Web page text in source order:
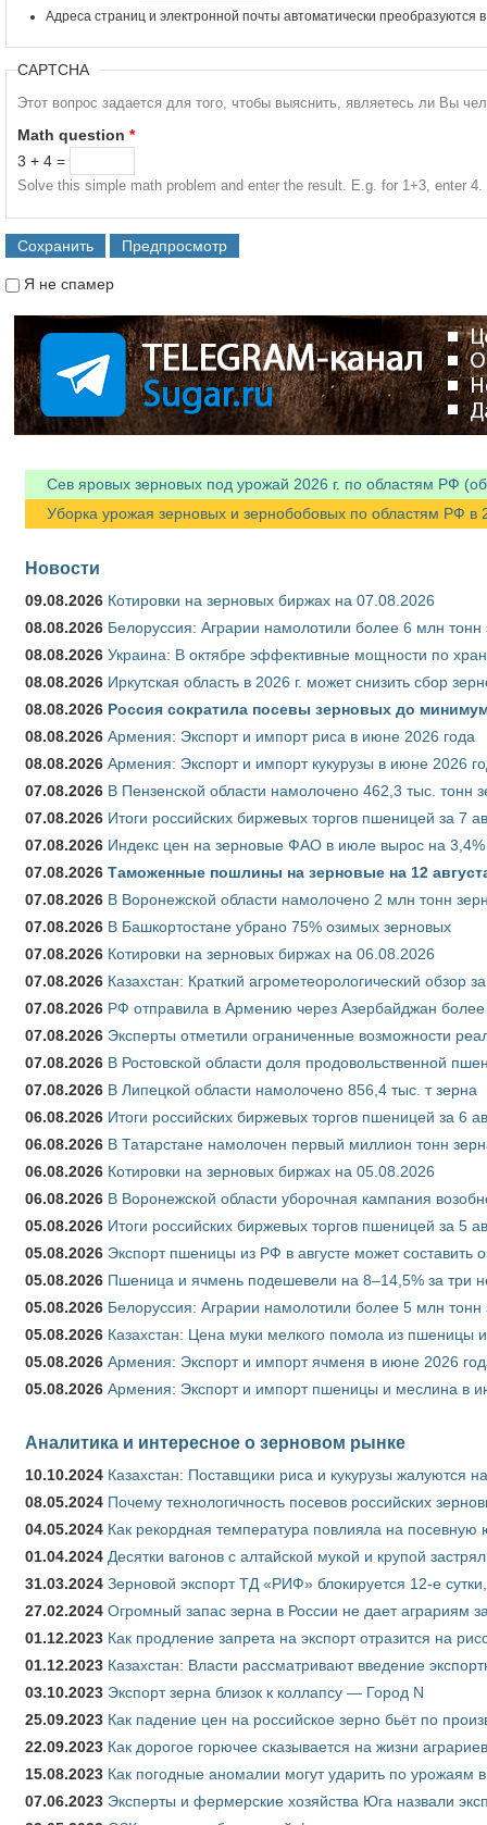
Адреса страниц и электронной почты автоматически преобразуются
CAPTCHA
Этот вопрос задается для того, чтобы выяснить, являетесь ли Вы
Math question *
3 + 4 =
Solve this simple math problem and enter the result. E.g. for 1+3, enter 4.
Я не спамер
Сев яровых зерновых под урожай 2026 г. по областям РФ
Уборка урожая зерновых и зернобобовых по областям РФ в
Новости
09.08.2026 Котировки на зерновых биржах на 07.08.2026
08.08.2026 Белоруссия: Аграрии намолотили более 6 млн тонн
08.08.2026 Украина: В октябре эффективные мощности по
08.08.2026 Иркутская область в 2026 г. может снизить сбор
08.08.2026 Россия сократила посевы зерновых до
08.08.2026 Армения: Экспорт и импорт риса в июне 2026 года
08.08.2026 Армения: Экспорт и импорт кукурузы в июне 2026
07.08.2026 В Пензенской области намолочено 462,3 тыс. тонн
07.08.2026 Итоги российских биржевых торгов пшеницей за 7
07.08.2026 Индекс цен на зерновые ФАО в июле вырос на 3,4%
07.08.2026 Таможенные пошлины на зерновые на 12
07.08.2026 В Воронежской области намолочено 2 млн тонн
07.08.2026 В Башкортостане убрано 75% озимых зерновых
07.08.2026 Котировки на зерновых биржах на 06.08.2026
07.08.2026 Казахстан: Краткий агрометеорологический обзор
07.08.2026 РФ отправила в Армению через Азербайджан более
07.08.2026 Эксперты отметили ограниченные возможности
07.08.2026 В Ростовской области доля продовольственной
07.08.2026 В Липецкой области намолочено 856,4 тыс. т зерна
06.08.2026 Итоги российских биржевых торгов пшеницей за 6
06.08.2026 В Татарстане намолочен первый миллион тонн
06.08.2026 Котировки на зерновых биржах на 05.08.2026
06.08.2026 В Воронежской области уборочная кампания
05.08.2026 Итоги российских биржевых торгов пшеницей за 5
05.08.2026 Экспорт пшеницы из РФ в августе может составить
05.08.2026 Пшеница и ячмень подешевели на 8–14,5% за три
05.08.2026 Белоруссия: Аграрии намолотили более 5 млн тонн
05.08.2026 Казахстан: Цена муки мелкого помола из пшеницы
05.08.2026 Армения: Экспорт и импорт ячменя в июне 2026
05.08.2026 Армения: Экспорт и импорт пшеницы и меслина в
Аналитика и интересное о зерновом рынке
10.10.2024 Казахстан: Поставщики риса и кукурузы жалуются
08.05.2024 Почему технологичность посевов российских
04.05.2024 Как рекордная температура повлияла на
01.04.2024 Десятки вагонов с алтайской мукой и крупой
31.03.2024 Зерновой экспорт ТД «РИФ» блокируется 12-е
27.02.2024 Огромный запас зерна в России не дает аграриям
01.12.2023 Как продление запрета на экспорт отразится на
01.12.2023 Казахстан: Власти рассматривают введение
03.10.2023 Экспорт зерна близок к коллапсу — Город N
25.09.2023 Как падение цен на российское зерно бьёт по
22.09.2023 Как дорогое горючее сказывается на жизни аграриев
15.08.2023 Как погодные аномалии могут ударить по урожаям
07.06.2023 Эксперты и фермерские хозяйства Юга назвали